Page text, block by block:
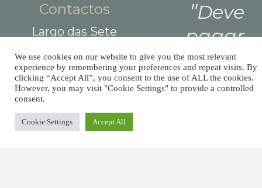
Contactos
Largo das Sete
R. Detrás dos
Álamos 1B,
8800-604 Tavira
(chamada para rede
Deve
pagar
impostos,
mas não
We use cookies on our website to give you the most relevant
experience by remembering your preferences and repeat visits. By
clicking “Accept All”, you consent to the use of ALL the cookies.
However, you may visit "Cookie Settings" to provide a controlled
consent.
Cookie Settings Accept All